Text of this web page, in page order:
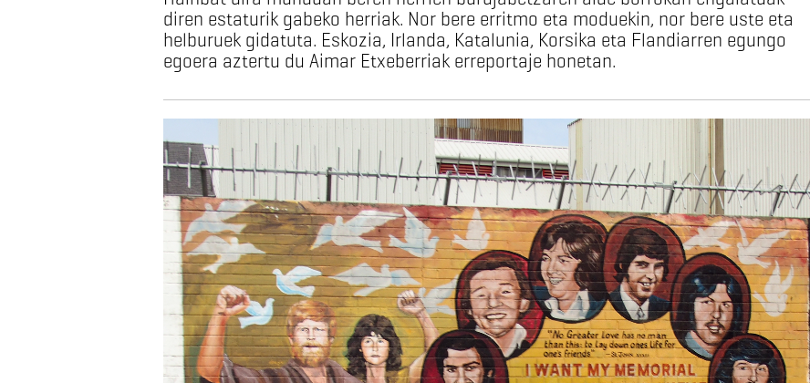
diren estaturik gabeko herriak. Nor bere erritmo eta moduekin, nor bere uste eta
helburuek gidatuta. Eskozia, Irlanda, Katalunia, Korsika eta Flandiarren egungo
egoera aztertu du Aimar Etxeberriak erreportaje honetan.